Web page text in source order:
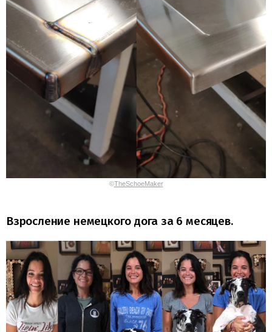
©TheSchoeMaker
Взросление немецкого дога за 6 месяцев.